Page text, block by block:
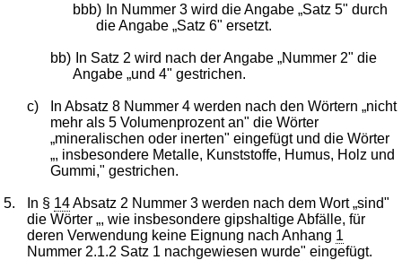
bbb) In Nummer 3 wird die Angabe „Satz 5" durch
die Angabe „Satz 6" ersetzt.
bb)
In Satz 2 wird nach der Angabe „Nummer 2" die
Angabe „und 4" gestrichen.
c)
In Absatz 8 Nummer 4 werden nach den Wörtern „nicht
mehr als 5 Volumenprozent an" die Wörter
„mineralischen oder inerten" eingefügt und die Wörter
„, insbesondere Metalle, Kunststoffe, Humus, Holz und
Gummi," gestrichen.
5. In § 14Absatz 2 Nummer 3 werden nach dem Wort „sind"
die Wörter „, wie insbesondere gipshaltige Abfälle, für
deren Verwendung keine Eignung nach Anhang 1
Nummer 2.1.2 Satz 1 nachgewiesen wurde" eingefügt.